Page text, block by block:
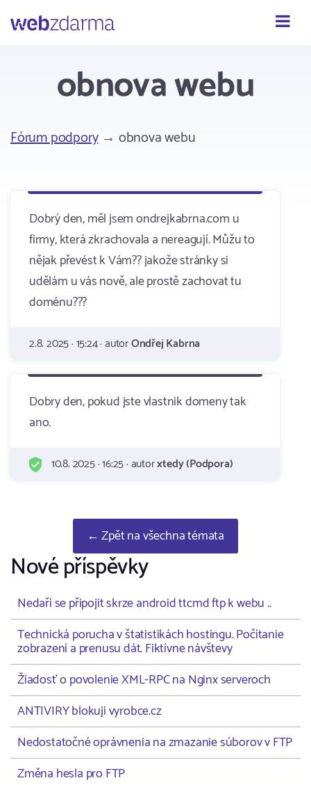
Webzdarma
obnova webu
Fórum podpory→ obnova webu
Dobrý den, měl jsem ondrejkabrna.com u
firmy, která zkrachovala a nereagují. Můžu to
nějak převést k Vám?? jakože stránky si
udělám u vás nově, ale prostě zachovat tu
doménu???
2.8. 2025 · 15:24 · autorOndřej Kabrna
Dobry den, pokud jste vlastnik domeny tak
ano.
10.8. 2025 · 16:25 · autorxtedy (Podpora)
← Zpět na všechna témata
Nové příspěvky
Nedaří se připojit skrze android ttcmd ftp k webu ..
Technická porucha v štatistikách hostingu. Počítanie
zobrazení a prenusu dát. Fiktívne návštevy
Žiadosť o povolenie XML-RPC na Nginx serveroch
ANTIVIRY blokuji vyrobce.cz
Nedostatočné oprávnenia na zmazanie súborov v FTP
Změna hesla pro FTP